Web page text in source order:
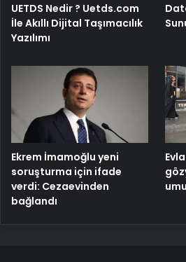
UETDS Nedir ? Uetds.com
İle Akıllı Dijital Taşımacılık
Yazılımı
Ekrem İmamoğlu yeni
soruşturma için ifade
verdi: Cezaevinden
bağlandı